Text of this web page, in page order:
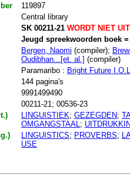
119897
Central library
SK 00211-21WORDT NIET
Jeugd spreekwoorden boek
Bergen, Naomi (compiler);
Oudibhan...[et. al.] (compiler)
Paramaribo : Bright Future
144 pagina's
9991499490
00211-21; 00536-23
LINGUISTIEK; GEZEGDEN;
OMGANGSTAAL;
LINGUISTICS; PROVERBS;
USE